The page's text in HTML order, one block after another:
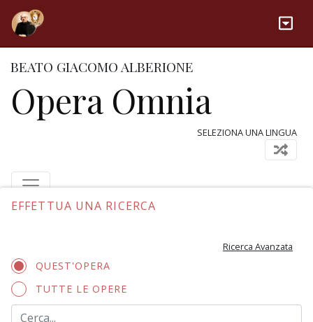
BEATO GIACOMO ALBERIONE
Opera Omnia
SELEZIONA UNA LINGUA
EFFETTUA UNA RICERCA
Ricerca Avanzata
QUEST'OPERA
TUTTE LE OPERE